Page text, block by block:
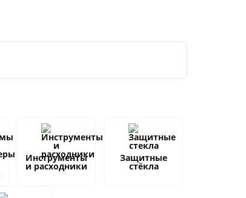
Инструменты
и расходники
Защитные
стёкла